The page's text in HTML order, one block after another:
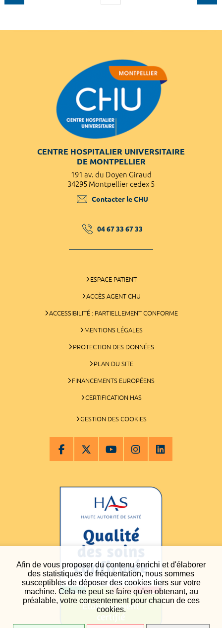
Afin de vous proposer du contenu enrichi et d'élaborer
des statistiques de fréquentation, nous sommes
susceptibles de déposer des cookies tiers sur votre
machine. Cela ne peut se faire qu'en obtenant, au
préalable, votre consentement pour chacun de ces
cookies.
CENTRE HOSPITALIER UNIVERSITAIRE
DE MONTPELLIER
191 av. du Doyen Giraud
34295 Montpellier cedex 5
Contacter le CHU
04 67 33 67 33
ESPACE PATIENT
ACCÈS AGENT CHU
ACCESSIBILITÉ : PARTIELLEMENT CONFORME
MENTIONS LÉGALES
PROTECTION DES DONNÉES
PLAN DU SITE
FINANCEMENTS EUROPÉENS
CERTIFICATION HAS
GESTION DES COOKIES